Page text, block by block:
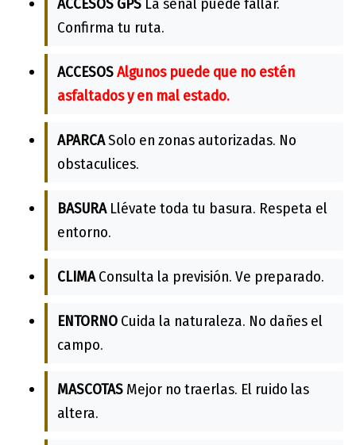
Confirma tu ruta.
ACCESOSAlgunos puede que no estén
asfaltados y en mal estado.
APARCASolo en zonas autorizadas. No
obstaculices.
BASURALlévate toda tu basura. Respeta el
entorno.
CLIMAConsulta la previsión. Ve preparado.
ENTORNO Cuida la naturaleza. No dañes el
campo.
MASCOTAS Mejor no traerlas. El ruido las
altera.